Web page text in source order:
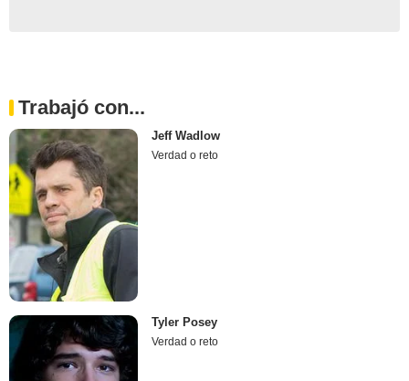
Trabajó con...
Jeff Wadlow
Verdad o reto
Tyler Posey
Verdad o reto